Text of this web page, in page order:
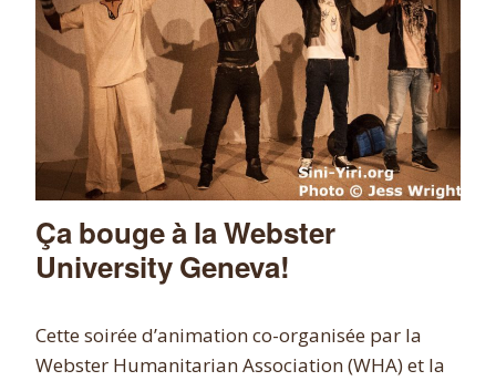
Ça bouge à la Webster
University Geneva!
Cette soirée d’animation co-organisée par la
Webster Humanitarian Association (WHA) et la